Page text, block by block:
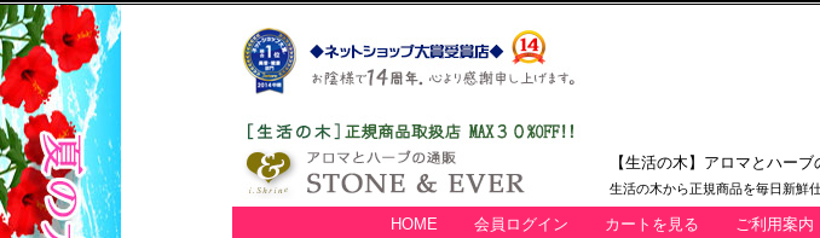
【生活の木】アロマとハー
生活の木から正規商品を毎日新鮮
HOME 会員ログイン カートを見る ご利用案内